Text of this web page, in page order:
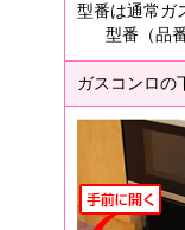
型番は通常ガ
型番（品
ガスコンロの